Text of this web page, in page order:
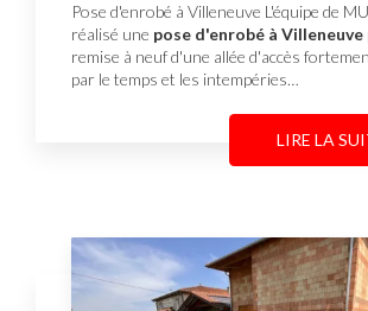
Pose d'enrobé à Villeneuve L'équipe de
réalisé une pose d'enrobé à Villeneuve
remise à neuf d'une allée d'accès
par le temps et les intempéries…
LIRE LA